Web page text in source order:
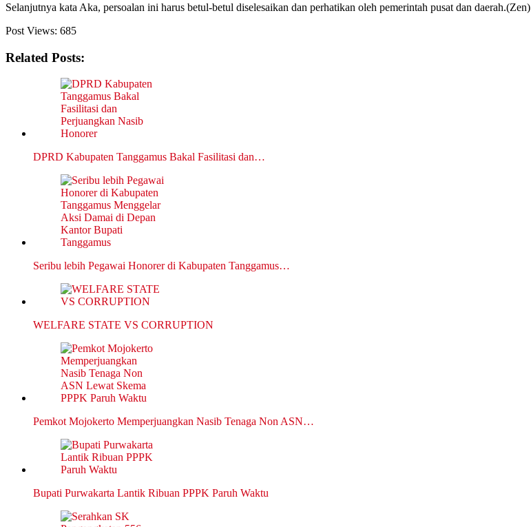
Selanjutnya kata Aka, persoalan ini harus betul-betul diselesaikan dan perhatikan oleh pemerintah pusat dan daerah.(Zen)
Post Views: 685
Related Posts:
DPRD Kabupaten Tanggamus Bakal Fasilitasi dan…
Seribu lebih Pegawai Honorer di Kabupaten Tanggamus…
WELFARE STATE VS CORRUPTION
Pemkot Mojokerto Memperjuangkan Nasib Tenaga Non ASN…
Bupati Purwakarta Lantik Ribuan PPPK Paruh Waktu